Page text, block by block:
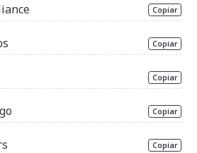
Copiar
Copiar
Copiar
Copiar
Copiar